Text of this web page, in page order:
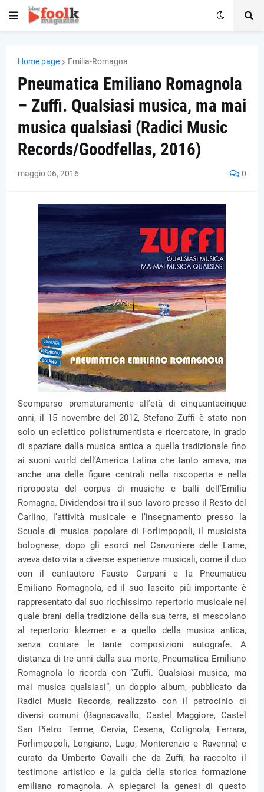
Home page Emilia-Romagna
Pneumatica Emiliano Romagnola
– Zuffi. Qualsiasi musica, ma mai
musica qualsiasi (Radici Music
Records/Goodfellas, 2016)
maggio 06, 2016 0
Scomparso prematuramente all’età di cinquantacinque
anni, il 15 novembre del 2012, Stefano Zuffi è stato non
solo un eclettico polistrumentista e ricercatore, in grado
di spaziare dalla musica antica a quella tradizionale fino
ai suoni world dell’America Latina che tanto amava, ma
anche una delle figure centrali nella riscoperta e nella
riproposta del corpus di musiche e balli dell’Emilia
Romagna. Dividendosi tra il suo lavoro presso il Resto del
Carlino, l’attività musicale e l’insegnamento presso la
Scuola di musica popolare di Forlimpopoli, il musicista
bolognese, dopo gli esordi nel Canzoniere delle Lame,
aveva dato vita a diverse esperienze musicali, come il duo
con il cantautore Fausto Carpani e la Pneumatica
Emiliano Romagnola, ed il suo lascito più importante è
rappresentato dal suo ricchissimo repertorio musicale nel
quale brani della tradizione della sua terra, si mescolano
al repertorio klezmer e a quello della musica antica,
senza contare le tante composizioni autografe. A
distanza di tre anni dalla sua morte, Pneumatica Emiliano
Romagnola lo ricorda con “Zuffi. Qualsiasi musica, ma
mai musica qualsiasi”, un doppio album, pubblicato da
Radici Music Records, realizzato con il patrocinio di
diversi comuni (Bagnacavallo, Castel Maggiore, Castel
San Pietro Terme, Cervia, Cesena, Cotignola, Ferrara,
Forlimpopoli, Longiano, Lugo, Monterenzio e Ravenna) e
curato da Umberto Cavalli che da Zuffi, ha raccolto il
testimone artistico e la guida della storica formazione
emiliano romagnola. A spiegarci la genesi di questo